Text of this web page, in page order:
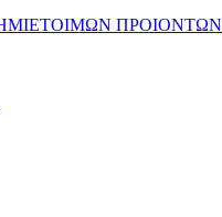
ΠΡΟΙΟΝΤΩΝ